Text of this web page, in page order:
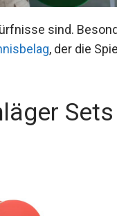
Sets, die
Joola Energy X-